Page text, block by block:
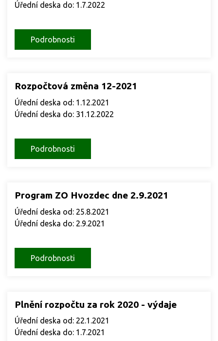
Úřední deska do: 1.7.2022
Podrobnosti
Rozpočtová změna 12-2021
Úřední deska od: 1.12.2021
Úřední deska do: 31.12.2022
Podrobnosti
Program ZO Hvozdec dne 2.9.2021
Úřední deska od: 25.8.2021
Úřední deska do: 2.9.2021
Podrobnosti
Plnění rozpočtu za rok 2020 - výdaje
Úřední deska od: 22.1.2021
Úřední deska do: 1.7.2021